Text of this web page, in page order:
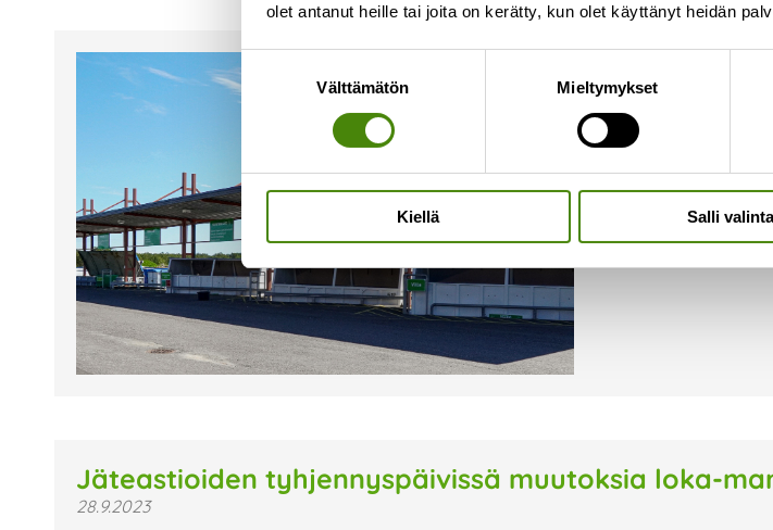
olet antanut heille tai joita on kerätty, kun olet käyttänyt heidän
valinta
Välttämätön Mieltymykset
Kiellä Salli valinta
Ylivieskan
6.10.2023
Ylivieskan
lokakuussa
aukioloaikojen
Lue lisää »
Jäteastioiden tyhjennyspäivissä muutoksia loka-
28.9.2023